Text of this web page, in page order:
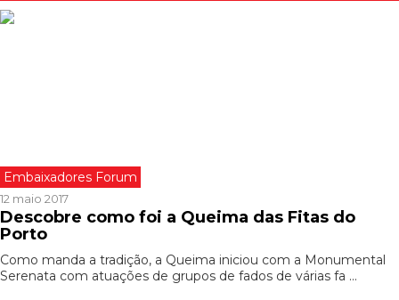
Embaixadores Forum
12 maio 2017
Descobre como foi a Queima das Fitas do
Porto
Como manda a tradição, a Queima iniciou com a Monumental
Serenata com atuações de grupos de fados de várias fa ...